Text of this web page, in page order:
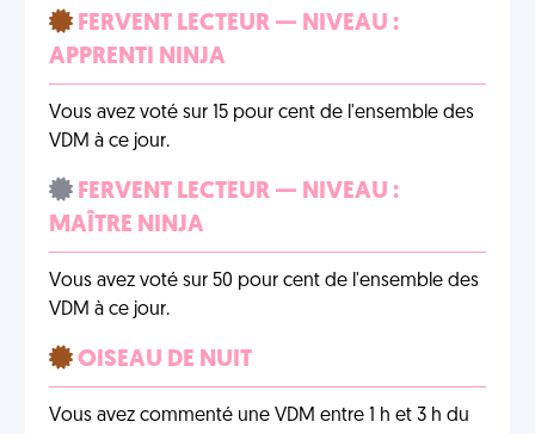
FERVENT LECTEUR — NIVEAU :
APPRENTI NINJA
Vous avez voté sur 15 pour cent de l'ensemble des
VDM à ce jour.
FERVENT LECTEUR — NIVEAU :
MAÎTRE NINJA
Vous avez voté sur 50 pour cent de l'ensemble des
VDM à ce jour.
OISEAU DE NUIT
Vous avez commenté une VDM entre 1 h et 3 h du